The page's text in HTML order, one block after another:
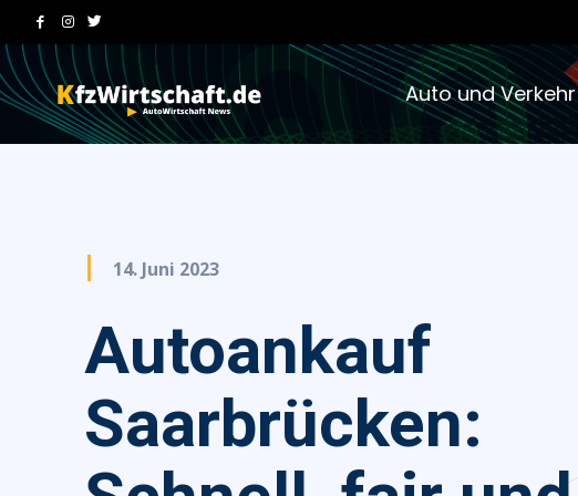
Auto und Verkehr
14. Juni 2023
Autoankauf
Saarbrücken: